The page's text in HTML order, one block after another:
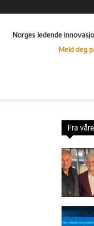
Norges ledende
Meld deg
Fra